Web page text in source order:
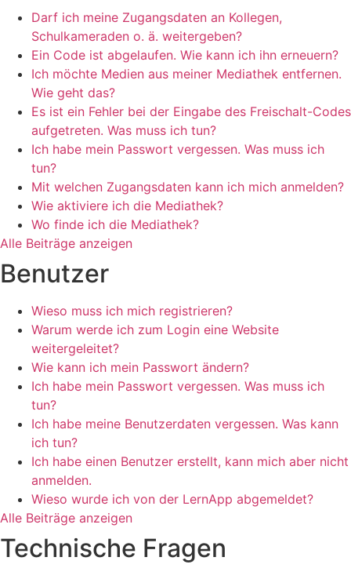
Darf ich meine Zugangsdaten an Kollegen,
Schulkameraden o. ä. weitergeben?
Ein Code ist abgelaufen. Wie kann ich ihn erneuern?
Ich möchte Medien aus meiner Mediathek entfernen.
Wie geht das?
Es ist ein Fehler bei der Eingabe des Freischalt-Codes
aufgetreten. Was muss ich tun?
Ich habe mein Passwort vergessen. Was muss ich
tun?
Mit welchen Zugangsdaten kann ich mich anmelden?
Wie aktiviere ich die Mediathek?
Wo finde ich die Mediathek?
Alle Beiträge anzeigen
Benutzer
Wieso muss ich mich registrieren?
Warum werde ich zum Login eine Website
weitergeleitet?
Wie kann ich mein Passwort ändern?
Ich habe mein Passwort vergessen. Was muss ich
tun?
Ich habe meine Benutzerdaten vergessen. Was kann
ich tun?
Ich habe einen Benutzer erstellt, kann mich aber nicht
anmelden.
Wieso wurde ich von der LernApp abgemeldet?
Alle Beiträge anzeigen
Technische Fragen